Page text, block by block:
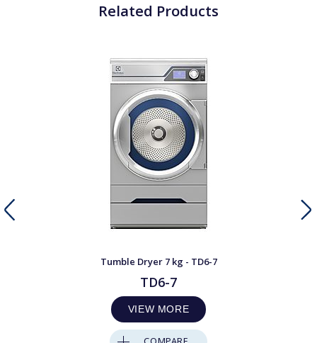
Related Products
Tumble Dryer 7 kg - TD6-7
TD6-7
VIEW MORE